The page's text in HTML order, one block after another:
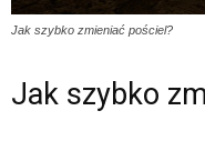
Jak szybko zmieniać pościel?
Jak szybko